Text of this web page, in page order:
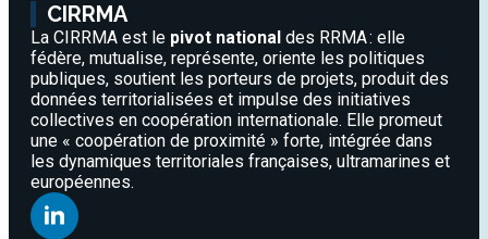
CIRRMA
La CIRRMA est le pivot national des RRMA : elle
fédère, mutualise, représente, oriente les politiques
publiques, soutient les porteurs de projets, produit des
données territorialisées et impulse des initiatives
collectives en coopération internationale. Elle promeut
une « coopération de proximité » forte, intégrée dans
les dynamiques territoriales françaises, ultramarines et
européennes.